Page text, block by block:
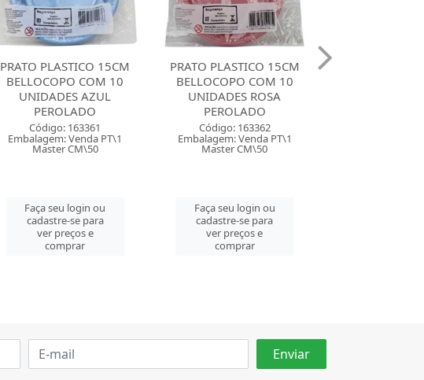
PRATO PLASTICO 15CM
BELLOCOPO COM 10
UNIDADES ROSA
PEROLADO
Código: 163362
Embalagem: Venda PT\1
Master CM\50
Faça seu login ou
cadastre-se para
ver preços e
comprar
PRATO PLASTICO 15CM
BIO TRIK TRIK COM 10
BRANCO
Código: 86988
Embalagem: Venda PT\1
Master CM\100
cadastre-se para
ver preços e
comprar